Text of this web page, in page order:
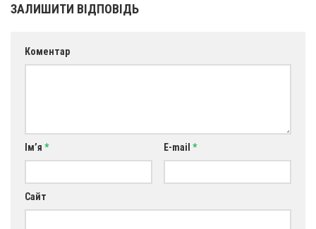
ЗАЛИШИТИ ВІДПОВІДЬ
Коментар
Ім’я * E-mail *
Сайт